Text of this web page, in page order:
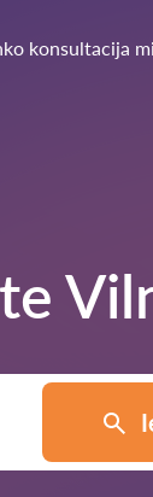
konsultacija